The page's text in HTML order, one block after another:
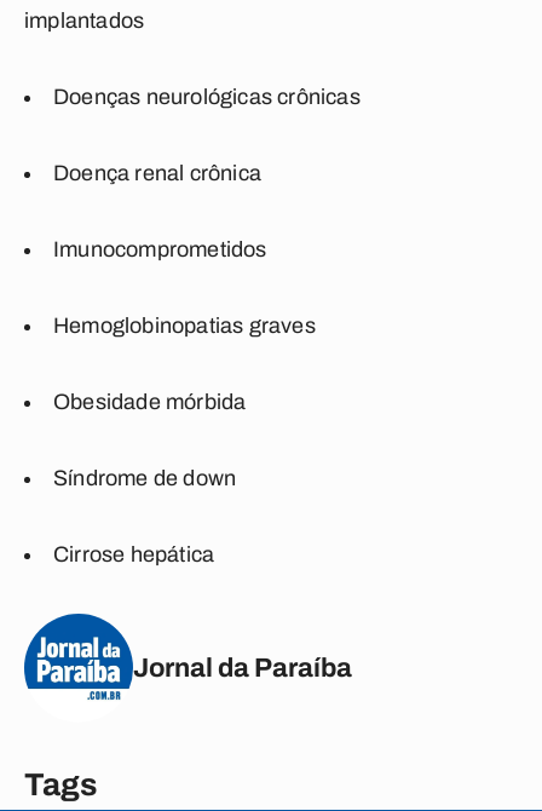
implantados
Doenças neurológicas crônicas
Doença renal crônica
Imunocomprometidos
Hemoglobinopatias graves
Obesidade mórbida
Síndrome de down
Cirrose hepática
Jornal da Paraíba
Tags